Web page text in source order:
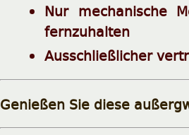
Nur mechanische
fernzuhalten
Ausschließlicher
Genießen Sie diese